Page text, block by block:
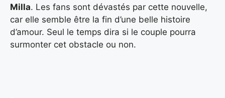
Milla. Les fans sont dévastés par cette nouvelle,
car elle semble être la fin d’une belle histoire
d’amour. Seul le temps dira si le couple pourra
surmonter cet obstacle ou non.